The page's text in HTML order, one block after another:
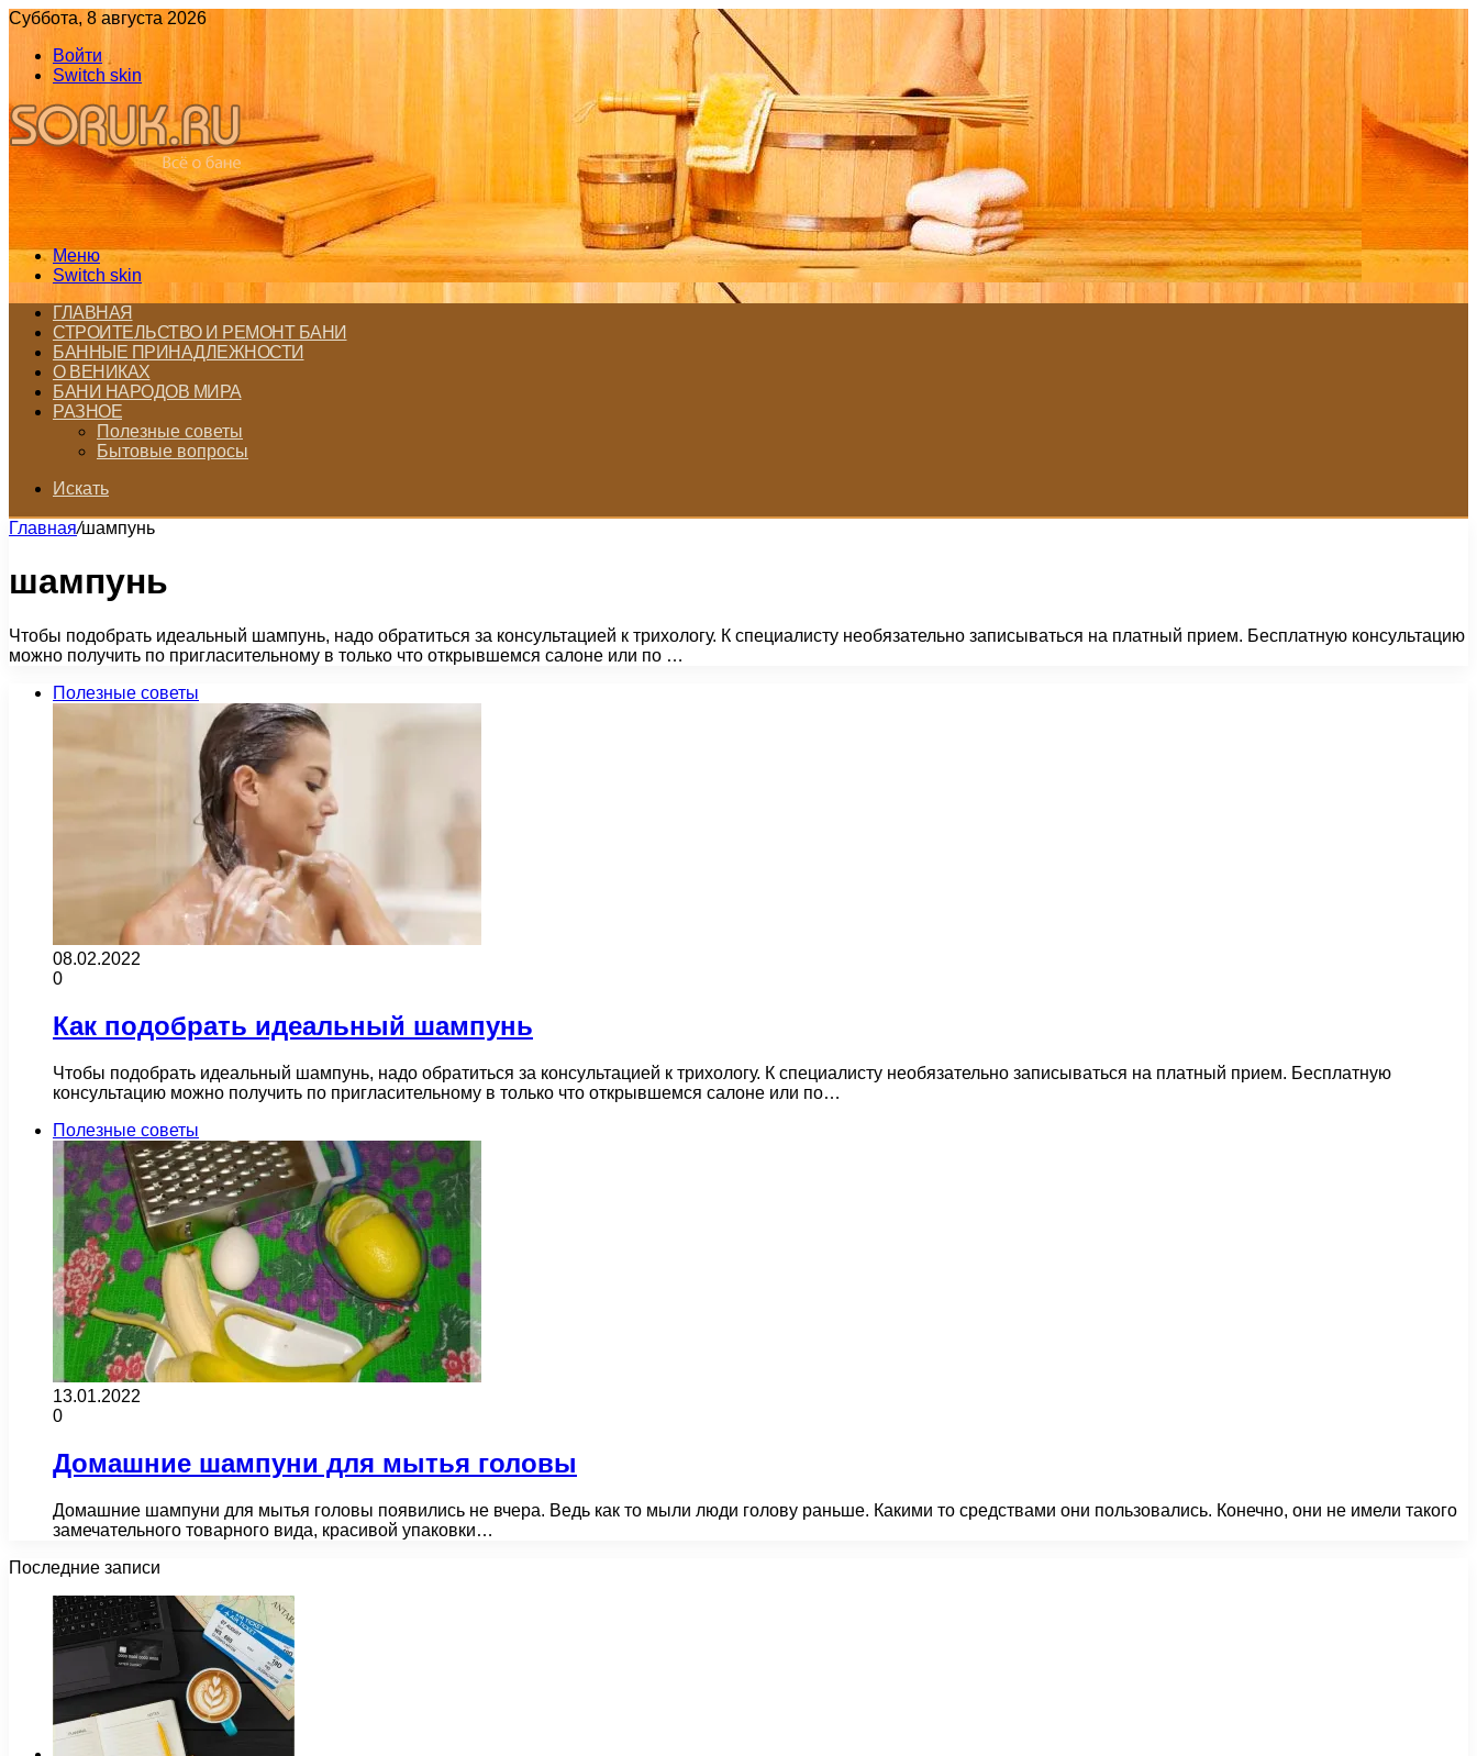
Суббота, 8 августа 2026
Войти
Switch skin
Меню
Switch skin
ГЛАВНАЯ
СТРОИТЕЛЬСТВО И РЕМОНТ БАНИ
БАННЫЕ ПРИНАДЛЕЖНОСТИ
О ВЕНИКАХ
БАНИ НАРОДОВ МИРА
РАЗНОЕ
Полезные советы
Бытовые вопросы
Искать
Главная/шампунь
шампунь
Чтобы подобрать идеальный шампунь, надо обратиться за консультацией к трихологу. К специалисту необязательно записываться на платный прием. Бесплатную консультацию
можно получить по пригласительному в только что открывшемся салоне или по …
Полезные советы
08.02.2022
0
Как подобрать идеальный шампунь
Чтобы подобрать идеальный шампунь, надо обратиться за консультацией к трихологу. К специалисту необязательно записываться на платный прием. Бесплатную
консультацию можно получить по пригласительному в только что открывшемся салоне или по…
Полезные советы
13.01.2022
0
Домашние шампуни для мытья головы
Домашние шампуни для мытья головы появились не вчера. Ведь как то мыли люди голову раньше. Какими то средствами они пользовались. Конечно, они не имели такого
замечательного товарного вида, красивой упаковки…
Последние записи